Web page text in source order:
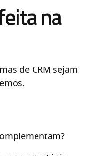
na
de CRM sejam